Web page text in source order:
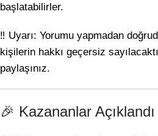
başlatabilirler.
‼️ Uyarı: Yorumu yapmadan
kişilerin hakkı geçersiz
paylaşınız.
🎉 Kazananlar Açıklandı